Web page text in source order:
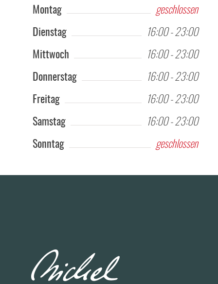
Montag
geschlossen
Dienstag
16:00 - 23:00
Mittwoch
16:00 - 23:00
Donnerstag
16:00 - 23:00
Freitag
16:00 - 23:00
Samstag
16:00 - 23:00
Sonntag
geschlossen